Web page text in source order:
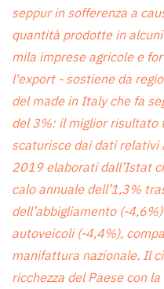
seppur in sofferenza a
quantità prodotte in
mila imprese agricole e
l'export - sostiene da
del made in Italy che fa
del 3%: il miglior risultato
scaturisce dai dati relativi
2019 elaborati dall’Istat
calo annuale dell’1,3%
dell’abbigliamento (-
autoveicoli (-4,4%),
manifattura nazionale. Il
ricchezza del Paese con